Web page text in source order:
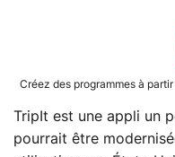
Créez des programmes à
TripIt est une appli un
pourrait être